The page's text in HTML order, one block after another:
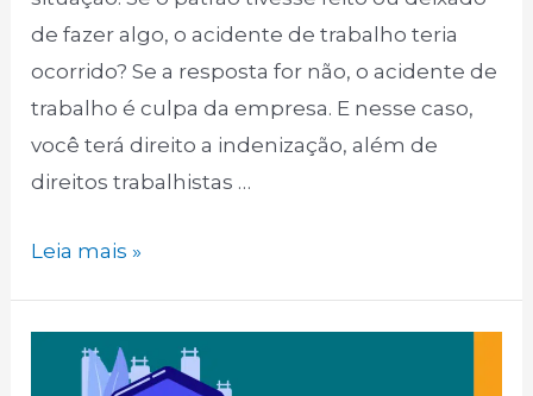
de fazer algo, o acidente de trabalho teria
ocorrido? Se a resposta for não, o acidente de
trabalho é culpa da empresa. E nesse caso,
você terá direito a indenização, além de
direitos trabalhistas …
Leia mais »